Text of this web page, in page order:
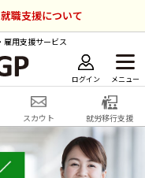
職支援について
雇用支援サービス
ログイン メニュー
スカウト 就労移行支援
ーピー
ップ
会員登録 無料